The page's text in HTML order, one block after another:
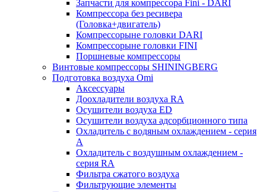
Запчасти для компрессора Fini - DARI
Компрессора без ресивера
(Головка+двигатель)
Компрессорыне головки DARI
Компрессорыне головки FINI
Поршневые компрессоры
Винтовые компрессоры SHININGBERG
Подготовка воздуха Omi
Аксессуары
Доохладители воздуха RA
Осушители воздуха ED
Осушители воздуха адсорбционного типа
Охладитель с водяным охлаждением - серия
A
Охладитель с воздушным охлаждением -
серия RA
Фильтра сжатого воздуха
Фильтрующие элементы